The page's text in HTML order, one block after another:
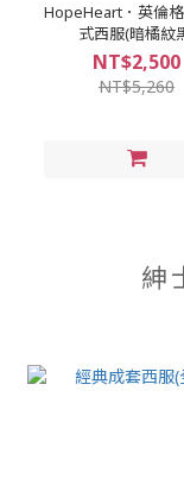
HopeHeart．英倫
式西服(暗橘紋
NT$2,500
NT$5,260
紳